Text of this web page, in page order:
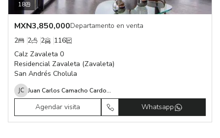
18
MXN3,850,000Departamento en venta
2
2 2
116
Calz Zavaleta 0
Residencial Zavaleta (Zavaleta)
San Andrés Cholula
Juan Carlos Camacho Cardona
Agendar visita Whatsapp